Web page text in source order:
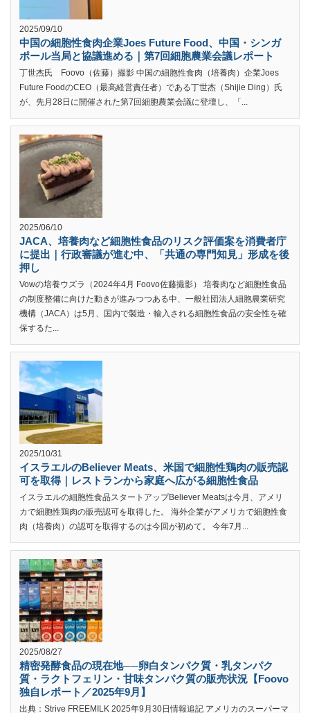
2025/09/10
中国の細胞性食肉企業Joes Future Food、中国・シンガ
ポール当局と協議進める｜第7回細胞農業会議レポート
丁世杰氏 Foovo（佐藤）撮影 中国の細胞性食肉（培養肉）企業Joes
Future FoodのCEO（最高経営責任者）である丁世杰（Shijie Ding）氏
が、先月28日に開催された第7回細胞農業会議に登壇し、「...
2025/06/10
JACA、培養肉など細胞性食品のリスク評価案を消費者庁
に提出｜行政審議が進む中、「共通の専門知見」形成を後
押し
Vowの培養ウズラ（2024年4月 Foovo佐藤撮影） 培養肉など細胞性食品
の制度整備に向けた動きが進みつつある中、一般社団法人細胞農業研究
機構（JACA）は5月、国内で製造・輸入される細胞性食品の安全性を確
保するた...
2025/10/31
イスラエルのBeliever Meats、米国で細胞性鶏肉の販売認
可を取得｜レストランから家庭へ広がる細胞性食品
イスラエルの細胞性食品スタートアップBeliever Meatsは今月、アメリ
カで細胞性鶏肉の販売認可を取得した。 海外企業がアメリカで細胞性食
肉（培養肉）の認可を取得するのは今回が初めて。 今年7月...
2025/08/27
精密発酵食品の現在地──卵白タンパク質・乳タンパク
質・ラクトフェリン・甘味タンパク質の販売状況【Foovo
独自レポート／2025年9月】
出典：Strive FREEMILK 2025年9月30日情報追記 アメリカのスーパーマ